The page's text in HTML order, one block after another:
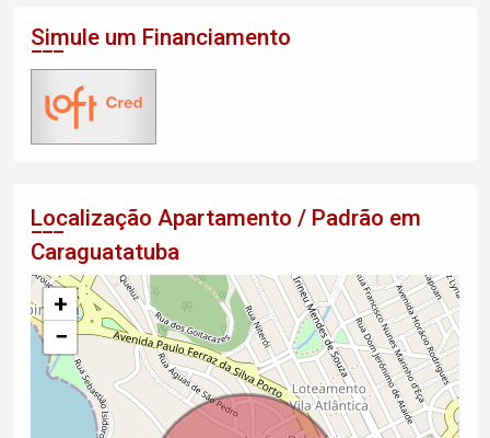
Simule um Financiamento
Localização Apartamento / Padrão em
Caraguatatuba
+
−